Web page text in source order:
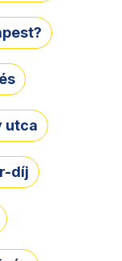
utca
díj